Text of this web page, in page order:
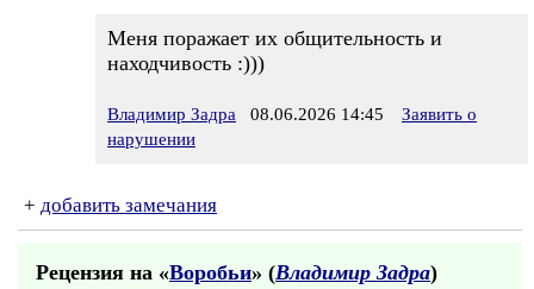
Меня поражает их общительность и
находчивость :)))
Владимир Задра 08.06.2026 14:45
Заявить о
нарушении
+ добавить замечания
Рецензия на «Воробьи» (Владимир Задра)